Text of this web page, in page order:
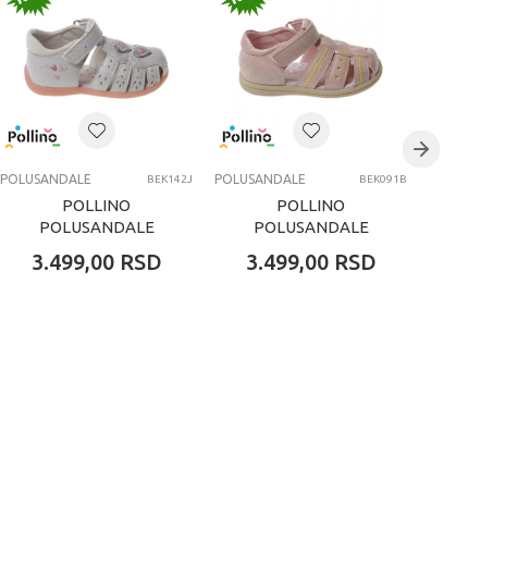
POLUSANDALE BEK142J
POLLINO
POLUSANDALE
3.499,00 RSD
POLUSANDALE BEK091B
POLLINO
POLUSANDALE
3.499,00 RSD